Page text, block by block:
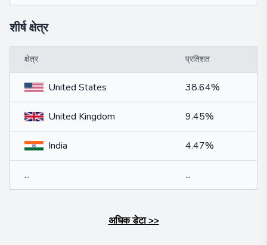
शीर्ष क्षेत्र
क्षेत्र प्रतिशत
United States 38.64%
United Kingdom 9.45%
India 4.47%
... ...
अधिक डेटा>>